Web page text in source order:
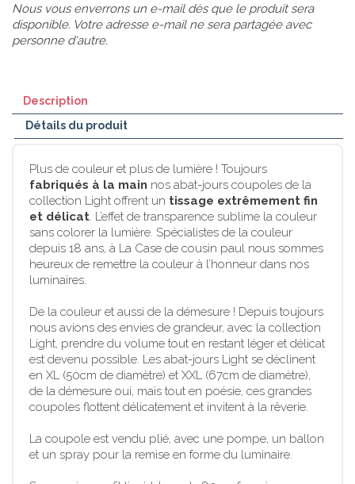
Nous vous enverrons un e-mail dès que le produit sera
disponible. Votre adresse e-mail ne sera partagée avec
personne d'autre.
Description
Détails du produit
Plus de couleur et plus de lumière ! Toujours
fabriqués à la main nos abat-jours coupoles de la
collection Light offrent un tissage extrêmement fin
et délicat. L’effet de transparence sublime la couleur
sans colorer la lumière. Spécialistes de la couleur
depuis 18 ans, à La Case de cousin paul nous sommes
heureux de remettre la couleur à l’honneur dans nos
luminaires.
De la couleur et aussi de la démesure ! Depuis toujours
nous avions des envies de grandeur, avec la collection
Light, prendre du volume tout en restant léger et délicat
est devenu possible. Les abat-jours Light se déclinent
en XL (50cm de diamètre) et XXL (67cm de diamètre),
de la démesure oui, mais tout en poésie, ces grandes
coupoles flottent délicatement et invitent à la rêverie.
La coupole est vendu plié, avec une pompe, un ballon
et un spray pour la remise en forme du luminaire.